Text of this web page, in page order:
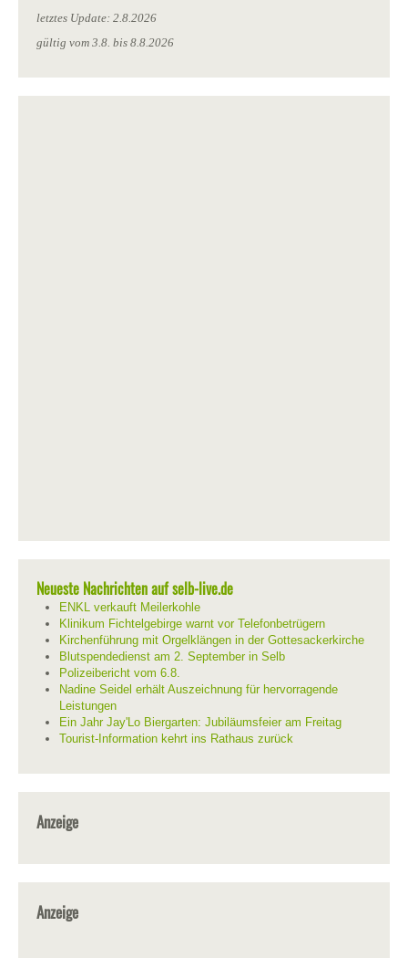
letztes Update: 2.8.2026
gültig vom 3.8. bis 8.8.2026
Neueste Nachrichten auf selb-live.de
ENKL verkauft Meilerkohle
Klinikum Fichtelgebirge warnt vor Telefonbetrügern
Kirchenführung mit Orgelklängen in der Gottesackerkirche
Blutspendedienst am 2. September in Selb
Polizeibericht vom 6.8.
Nadine Seidel erhält Auszeichnung für hervorragende
Leistungen
Ein Jahr Jay'Lo Biergarten: Jubiläumsfeier am Freitag
Tourist-Information kehrt ins Rathaus zurück
Anzeige
Anzeige